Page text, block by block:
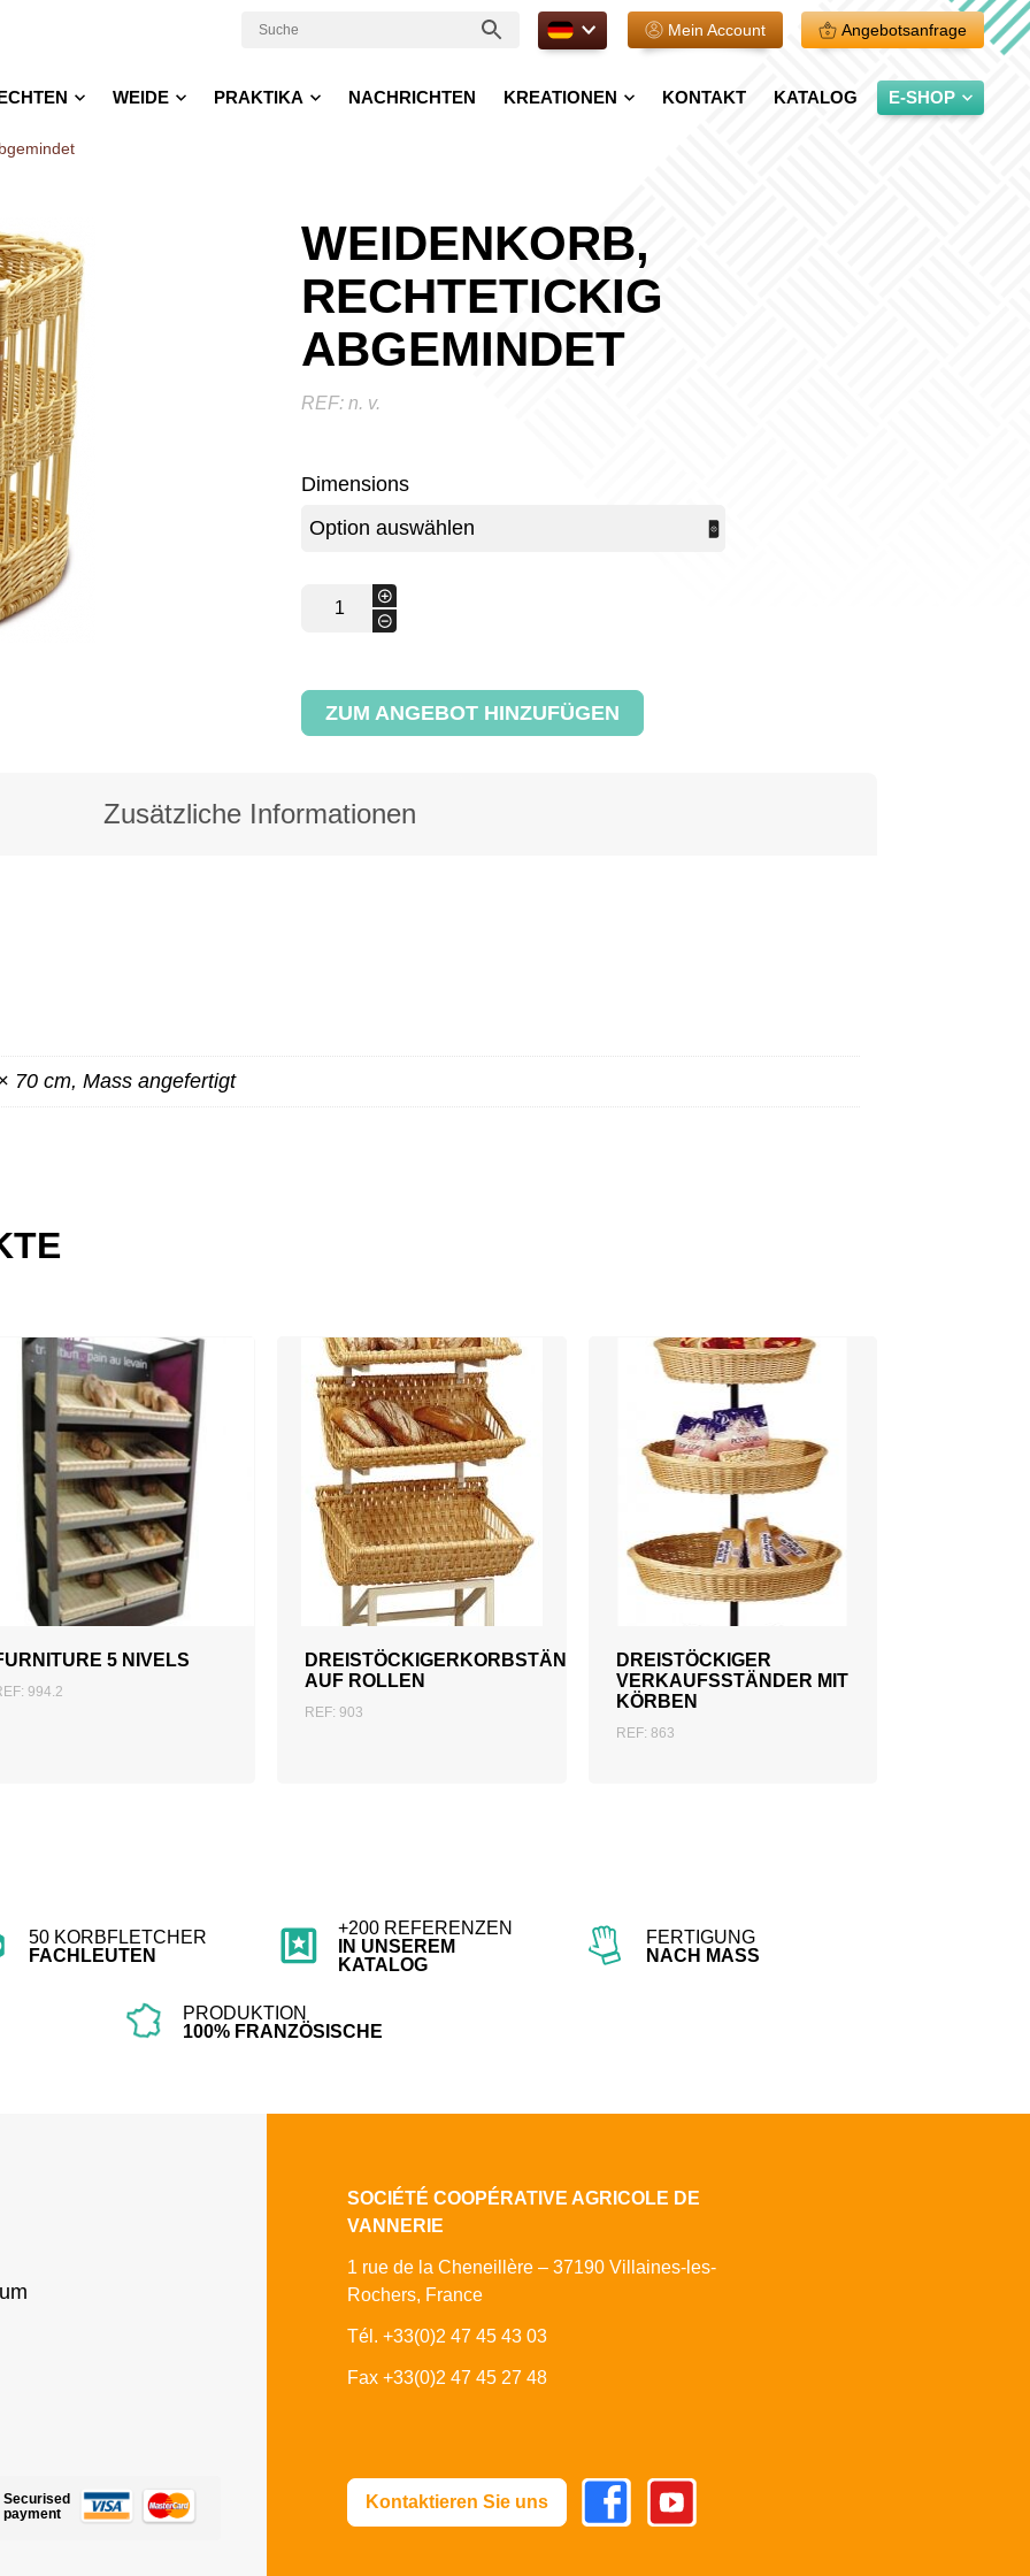
DE. Mein Account Angebotsanfrage
WEIDE PRAKTIKA NACHRICHTEN KREATIONEN KONTAKT KATALOG E-SHOP
WEIDENKORB,
RECHTETICKIG
ABGEMINDET
REF: n. v.
Dimensions
-
Weidenkorb,
Rechtetickig
abgemindet
+
ZUM ANGEBOT HINZUFÜGEN
Zusätzliche Informationen
70 cm, Mass angefertigt
5 NIVELS
994.2
ZUM ANGEBOT
HINZUFÜGEN
DREISTÖCKIGERKORBSTÄNDER
AUF ROLLEN
REF: 903
ZUM ANGEBOT
HINZUFÜGEN
DREISTÖCKIGER
VERKAUFSSTÄNDER MIT
KÖRBEN
REF: 863
ZUM ANGEBOT
HINZUFÜGEN
50 KORBFLETCHER
FACHLEUTEN
+200 REFERENZEN
IN UNSEREM
KATALOG
FERTIGUNG
NACH MASS
PRODUKTION
100% FRANZÖSISCHE
SOCIÉTÉ COOPÉRATIVE AGRICOLE DE
VANNERIE
1 rue de la Cheneillère – 37190 Villaines-les-
Rochers, France
Tél. +33(0)2 47 45 43 03
Fax +33(0)2 47 45 27 48
Securised
payment
Kontaktieren Sie uns
FacebookYoutube